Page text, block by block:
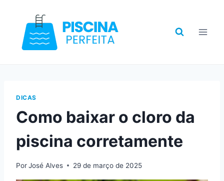
Conteúdo
DICAS
Como baixar o cloro da
piscina corretamente
PorJosé Alves 29 de março de 2025